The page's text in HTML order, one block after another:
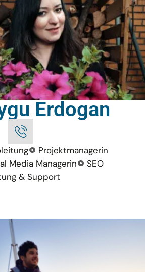
Erdogan
Projektmanagerin
Media Managerin
SEO
& Support